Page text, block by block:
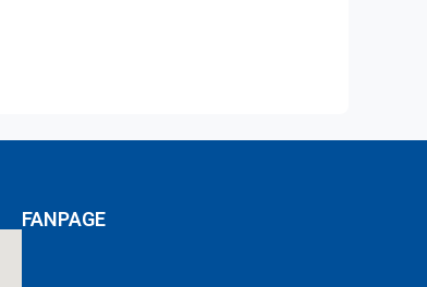
FANPAGE